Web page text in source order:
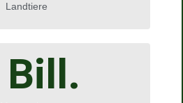
Landtiere
Bill.